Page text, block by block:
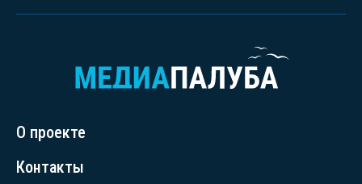
О проекте
Контакты